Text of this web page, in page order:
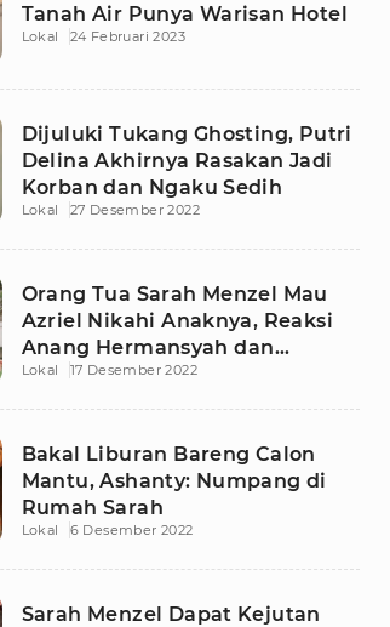
Tanah Air Punya Warisan Hotel
Lokal 24 Februari 2023
Dijuluki Tukang Ghosting, Putri
Delina Akhirnya Rasakan Jadi
Korban dan Ngaku Sedih
Lokal 27 Desember 2022
Orang Tua Sarah Menzel Mau
Azriel Nikahi Anaknya, Reaksi
Anang Hermansyah dan
Ashanty Jadi Sorotan
Lokal 17 Desember 2022
Bakal Liburan Bareng Calon
Mantu, Ashanty: Numpang di
Rumah Sarah
Lokal 6 Desember 2022
Sarah Menzel Dapat Kejutan